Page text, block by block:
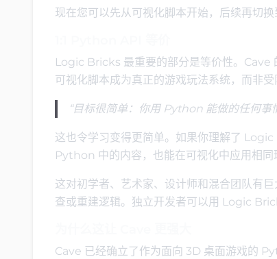
现在您可以先从可视化脚本开始，后续再切
Logic Bricks 最重要的部分是等价性。
可视化脚本成为真正的游戏玩法系统，而非受
“目标很简单：你用 Python 能做的任何
这也令学习变得更简单。如果你理解了
Python 中的内容，也能在可视化中应用相同
这对初学者、艺术家、设计师和混合团队有
查或重建逻辑。独立开发者可以用 Logic
Cave 已经确立了作为面向 3D 桌面游戏的